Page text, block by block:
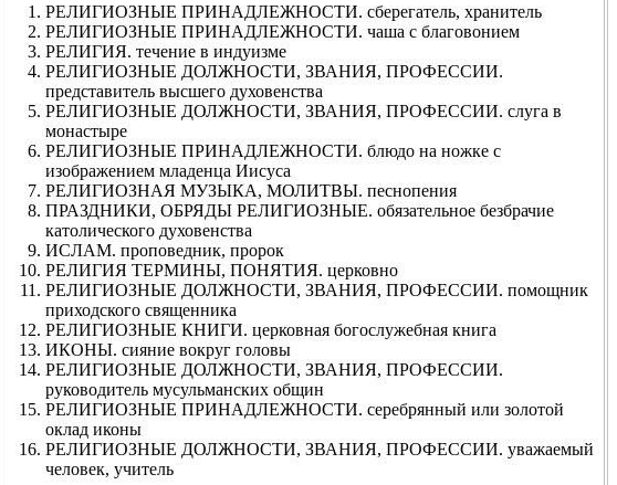
РЕЛИГИОЗНЫЕ ПРИНАДЛЕЖНОСТИ. сберегатель, хранитель
РЕЛИГИОЗНЫЕ ПРИНАДЛЕЖНОСТИ. чаша с благовонием
РЕЛИГИЯ. течение в индуизме
РЕЛИГИОЗНЫЕ ДОЛЖНОСТИ, ЗВАНИЯ, ПРОФЕССИИ.
представитель высшего духовенства
РЕЛИГИОЗНЫЕ ДОЛЖНОСТИ, ЗВАНИЯ, ПРОФЕССИИ. слуга в
монастыре
РЕЛИГИОЗНЫЕ ПРИНАДЛЕЖНОСТИ. блюдо на ножке с
изображением младенца Иисуса
РЕЛИГИОЗНАЯ МУЗЫКА, МОЛИТВЫ. песнопения
ПРАЗДНИКИ, ОБРЯДЫ РЕЛИГИОЗНЫЕ. обязательное безбрачие
католического духовенства
ИСЛАМ. проповедник, пророк
РЕЛИГИЯ ТЕРМИНЫ, ПОНЯТИЯ. церковно
РЕЛИГИОЗНЫЕ ДОЛЖНОСТИ, ЗВАНИЯ, ПРОФЕССИИ. помощник
приходского священника
РЕЛИГИОЗНЫЕ КНИГИ. церковная богослужебная книга
ИКОНЫ. сияние вокруг головы
РЕЛИГИОЗНЫЕ ДОЛЖНОСТИ, ЗВАНИЯ, ПРОФЕССИИ.
руководитель мусульманских общин
РЕЛИГИОЗНЫЕ ПРИНАДЛЕЖНОСТИ. серебрянный или золотой
оклад иконы
РЕЛИГИОЗНЫЕ ДОЛЖНОСТИ, ЗВАНИЯ, ПРОФЕССИИ. уважаемый
человек, учитель